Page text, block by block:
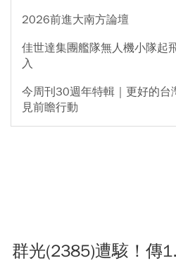
2026前進大南方論壇
佳世達集團艦隊無人機小隊起
入
今周刊30週年特輯｜更好的台
見前瞻行動
群光(2385)遭駭！傳